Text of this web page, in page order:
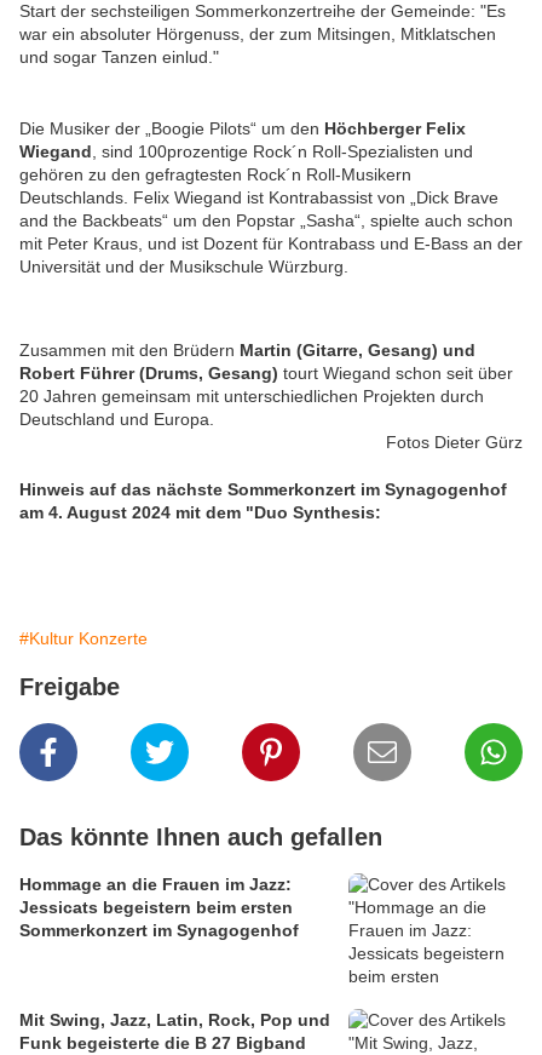
Start der sechsteiligen Sommerkonzertreihe der Gemeinde: "Es
war ein absoluter Hörgenuss, der zum Mitsingen, Mitklatschen
und sogar Tanzen einlud."
Die Musiker der „ Boogie Pilots“ um den Höchberger Felix
Wiegand , sind 100prozentige Rock´n Roll-Spezialisten und
gehören zu den gefragtesten Rock´n Roll-Musikern
Deutschlands. Felix Wiegand ist Kontrabassist von „Dick Brave
and the Backbeats“ um den Popstar „Sasha“, spielte auch schon
mit Peter Kraus, und ist Dozent für Kontrabass und E-Bass an der
Universität und der Musikschule Würzburg.
Zusammen mit den Brüdern Martin (Gitarre, Gesang) und
Robert Führer (Drums, Gesang) tourt Wiegand schon seit über
20 Jahren gemeinsam mit unterschiedlichen Projekten durch
Deutschland und Europa.
Fotos Dieter Gürz
Hinweis auf das nächste Sommerkonzert im Synagogenhof
am 4. August 2024 mit dem "Duo Synthesis:
#Kultur Konzerte
Freigabe
Das könnte Ihnen auch gefallen
Hommage an die Frauen im Jazz:
Jessicats begeistern beim ersten
Sommerkonzert im Synagogenhof
Mit Swing, Jazz, Latin, Rock, Pop und
Funk begeisterte die B 27 Bigband